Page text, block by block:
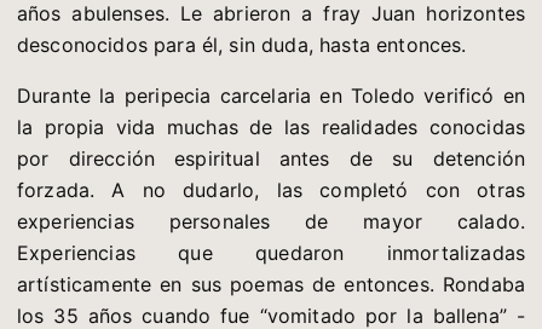
años abulenses. Le abrieron a fray Juan horizontes
desconocidos para él, sin duda, hasta entonces.
Durante la peripecia carcelaria en Toledo verificó en
la propia vida muchas de las realidades conocidas
por dirección espiritual antes de su detención
forzada. A no dudarlo, las completó con otras
experiencias personales de mayor calado.
Experiencias que quedaron inmortalizadas
artísticamente en sus poemas de entonces. Rondaba
los 35 años cuando fue “vomitado por la ballena” -